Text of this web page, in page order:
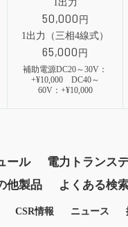
1出力
50,000 円
1出力（三相4線式）
65,000 円
補助電源DC20～30V：
+¥10,000 DC40～
60V：+¥10,000
ール
電力トランス
他製品 よくある検
CSR情報 ニュース